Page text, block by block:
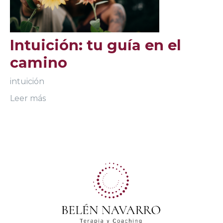
Intuición: tu guía en el
camino
intuición
Leer más